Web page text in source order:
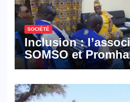
SOCIÉTÉ
Inclusion :
SOMSO et
militent en faveur
hôtellerie-